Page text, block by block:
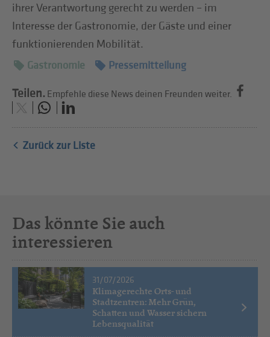
ihrer Verantwortung gerecht zu werden – im
Interesse der Gastronomie, der Gäste und einer
funktionierenden Mobilität.
Gastronomie Pressemitteilung
Teilen. Empfehle diese News deinen Freunden weiter.
Zurück zur Liste
Das könnte Sie auch
interessieren
31/07/2026
Klimagerechte Orts- und
Stadtzentren: Mehr Grün,
Schatten und Wasser sichern
Lebensqualität